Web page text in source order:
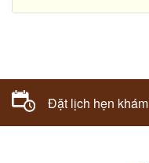
Đặt lịch hẹn khám